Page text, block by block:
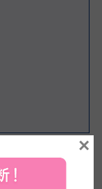
結するWEB系の職
たりの働き方がで
×